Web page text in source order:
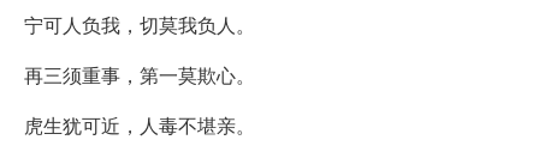
宁可人负我，切莫我负人。
再三须重事，第一莫欺心。
虎生犹可近，人毒不堪亲。